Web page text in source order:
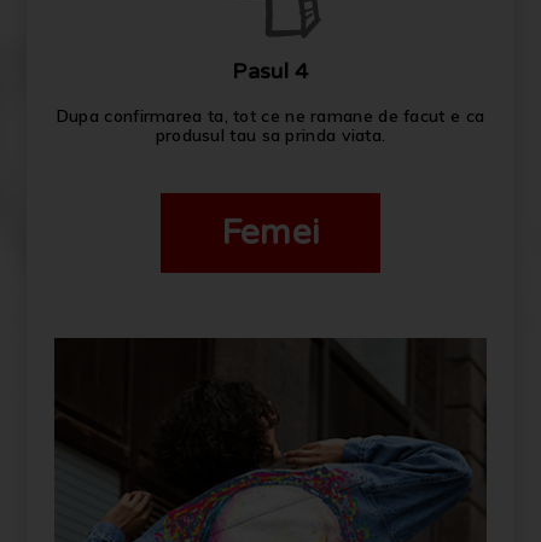
Pasul 4
Dupa confirmarea ta, tot ce ne ramane de facut e ca
produsul tau sa prinda viata.
Femei
PERSONALIZEAZĂ-ȚI PRODUSUL